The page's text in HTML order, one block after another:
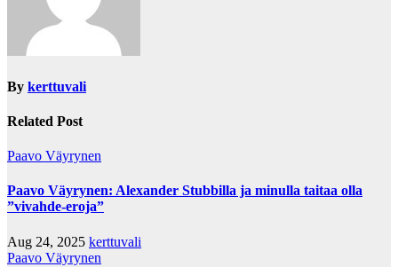
By kerttuvali
Related Post
Paavo Väyrynen
Paavo Väyrynen: Alexander Stubbilla ja minulla taitaa olla
”vivahde-eroja”
Aug 24, 2025 kerttuvali
Paavo Väyrynen